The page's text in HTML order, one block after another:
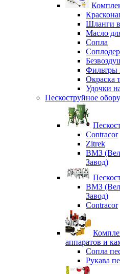
Шланги
Масло
Сопла
Фильтры
Окраска
Удочки
Пескоструйное
Contracor
Zitrek
ВМЗ
Завод)
ВМЗ
Завод)
Contracor
аппаратов и
Сопла
Рукава